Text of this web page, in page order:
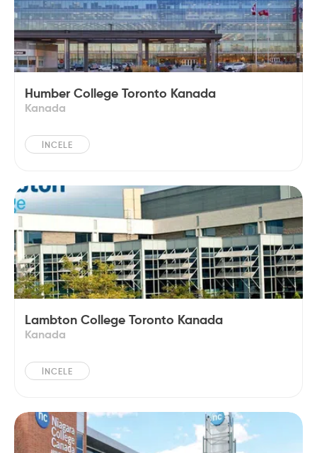
Humber College Toronto Kanada
Kanada
İNCELE
Lambton College Toronto Kanada
Kanada
İNCELE